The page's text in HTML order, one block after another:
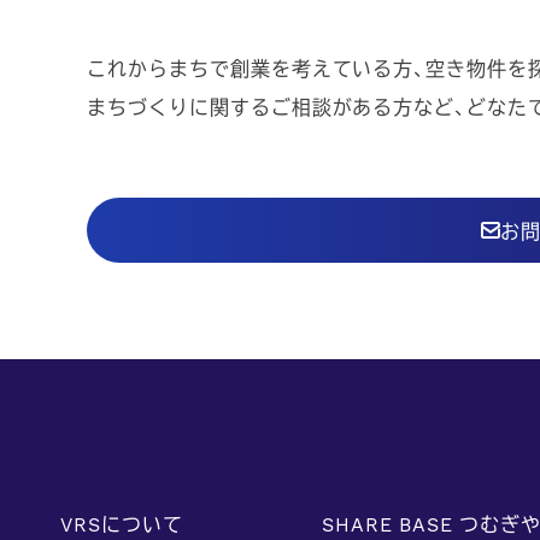
これからまちで創業を考えている方、空き物件を
まちづくりに関するご相談がある方など、どな
お
VRSについて SHARE BASE つむぎや